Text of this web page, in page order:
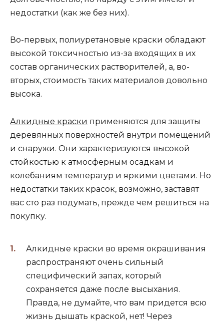
недостатки (как же без них).
Во-первых, полиуретановые краски обладают
высокой токсичностью из-за входящих в их
состав органических растворителей, а, во-
вторых, стоимость таких материалов довольно
высока.
Алкидные краски применяются для защиты
деревянных поверхностей внутри помещений
и снаружи. Они характеризуются высокой
стойкостью к атмосферным осадкам и
колебаниям температур и яркими цветами. Но
недостатки таких красок, возможно, заставят
вас сто раз подумать, прежде чем решиться на
покупку.
Алкидные краски во время окрашивания
распространяют очень сильный
специфический запах, который
сохраняется даже после высыхания.
Правда, не думайте, что вам придется всю
жизнь дышать краской, нет! Через